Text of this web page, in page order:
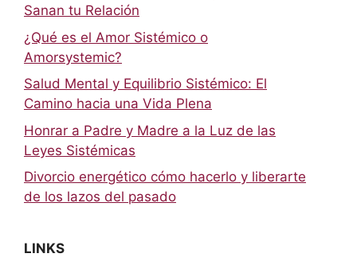
Sanan tu Relación
¿Qué es el Amor Sistémico o
Amorsystemic?
Salud Mental y Equilibrio Sistémico: El
Camino hacia una Vida Plena
Honrar a Padre y Madre a la Luz de las
Leyes Sistémicas
Divorcio energético cómo hacerlo y liberarte
de los lazos del pasado
LINKS